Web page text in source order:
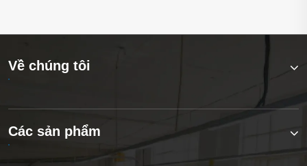
Về chúng tôi
Các sản phẩm